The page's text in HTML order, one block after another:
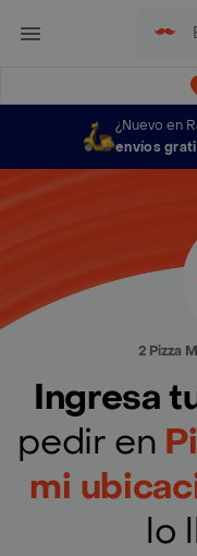
¿Nuevo en
envíos
2 Pizza
Ingresa
pedir en
mi
lo